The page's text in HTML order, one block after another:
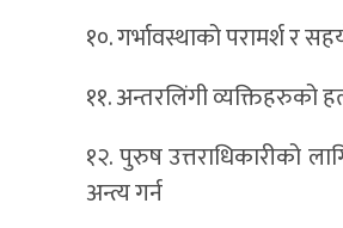
१०. गर्भावस्थाको परामर्श र
११. अन्तरलिंगी व्यक्तिहरुको
१२. पुरुष उत्तराधिकारीको
अन्त्य गर्न